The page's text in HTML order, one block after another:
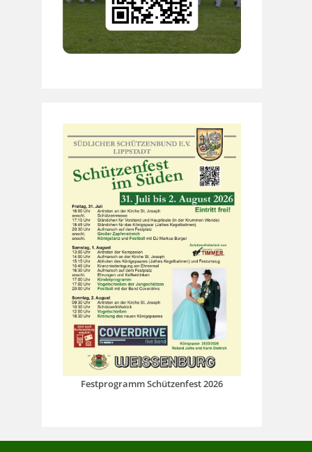
Festprogramm Schützenfest 2026